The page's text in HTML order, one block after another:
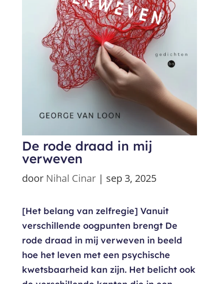
De rode draad in mij
verweven
door Nihal Cinar| sep 3, 2025
[Het belang van zelfregie] Vanuit
verschillende oogpunten brengt De
rode draad in mij verweven in beeld
hoe het leven met een psychische
kwetsbaarheid kan zijn. Het belicht ook